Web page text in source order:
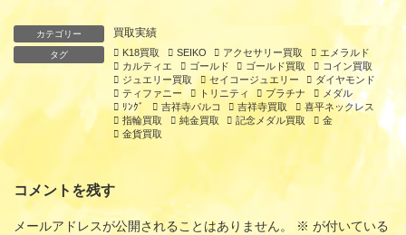
カテゴリー 買取実績
タグ K18買取 SEIKO アクセサリー買取
エメラルド
カルティエ
ゴールド ゴールド買取
コイン買取
ジュエリー買取
セイコージュエリー
ダイヤモンド
ティファニー
トリニティ プラチナ
メダル
ﾘﾝｸﾞ
吉祥寺パルコ 吉祥寺買取
喜平ネックレス
指輪買取
純金買取 記念メダル買取
金
金貨買取
コメントを残す
メールアドレスが公開されることはありません。 ※ が付いている